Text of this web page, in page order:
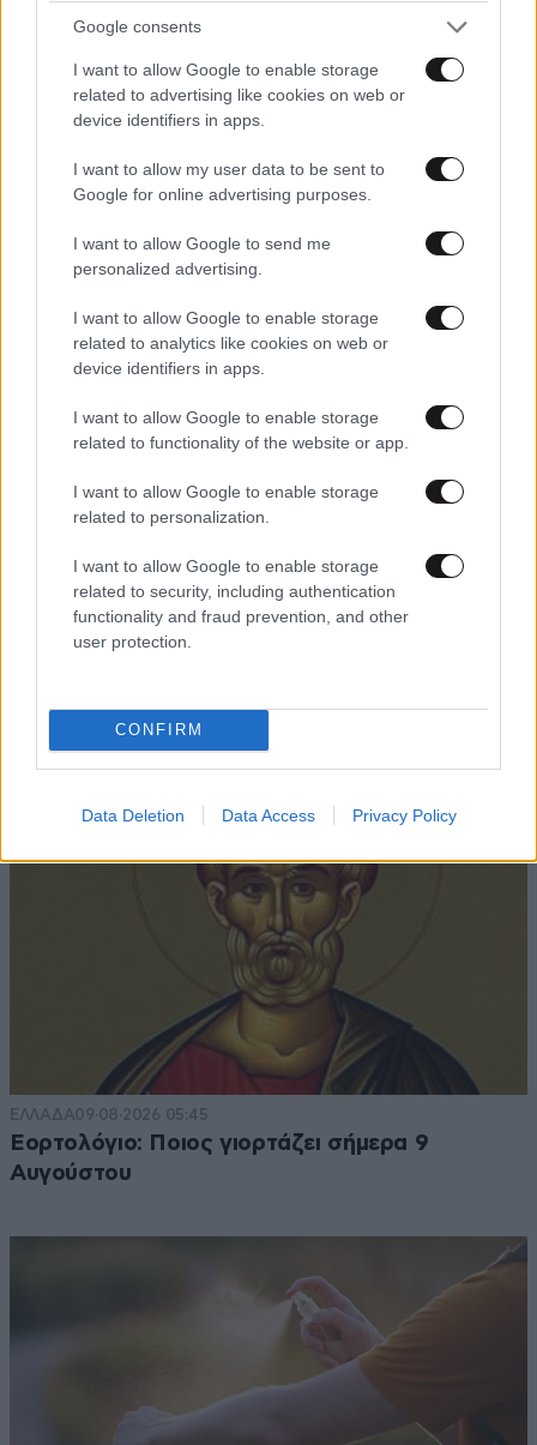
Google consents
I want to allow Google to enable storage
related to advertising like cookies on web or
device identifiers in apps.
I want to allow my user data to be sent to
Google for online advertising purposes.
I want to allow Google to send me
personalized advertising.
I want to allow Google to enable storage
related to analytics like cookies on web or
device identifiers in apps.
I want to allow Google to enable storage
related to functionality of the website or app.
I want to allow Google to enable storage
related to personalization.
I want to allow Google to enable storage
related to security, including authentication
functionality and fraud prevention, and other
user protection.
CONFIRM
Data Deletion Data Access Privacy Policy
LIFESTYLE08·08·2026 19:12
Εριέττα Κούρκουλου – Τα 33α γενέθλια και τα
φιλιά με τον Βύρωνα Βασιλειάδη: «Καμία στιγμή
ευτυχίας δεδομένη»
ΕΛΛΑΔΑ3 ω. πριν
Πώς έγινε το τροχαίο στη Λεωφόρο Σουνίου –
ΕΛΛΑΔΑ09·08·2026 05:45
Εορτολόγιο: Ποιος γιορτάζει σήμερα 9
Αυγούστου